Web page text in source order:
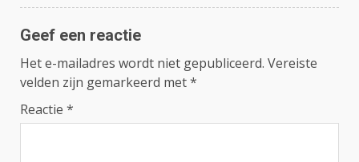
Geef een reactie
Het e-mailadres wordt niet gepubliceerd. Vereiste
velden zijn gemarkeerd met*
Reactie *